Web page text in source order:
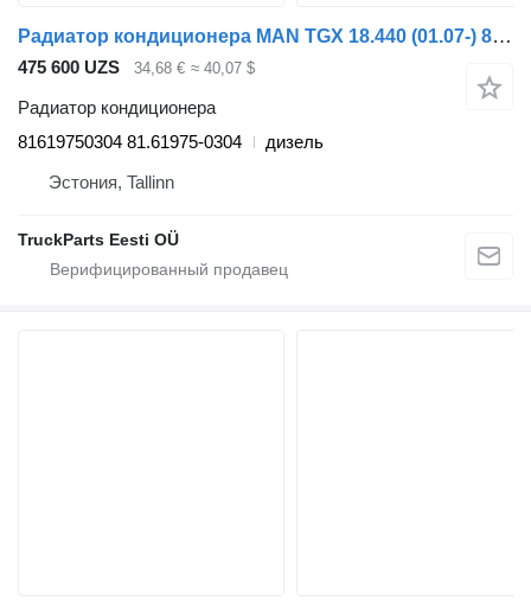
Радиатор кондиционера MAN TGX 18.440 (01.07-) 81619750304 для тягача MAN TGL, TGM, TGS, TGX (2005-2021)
475 600 UZS 34,68 € ≈ 40,07 $
Радиатор кондиционера
81619750304 81.61975-0304
дизель
Эстония, Tallinn
TruckParts Eesti OÜ